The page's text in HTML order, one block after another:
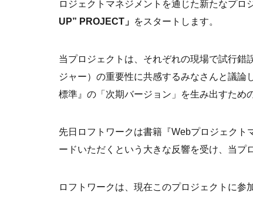
ロジェクトマネジメントを通じた新たなプロ
UP” PROJECT」 をスタートします。
当プロジェクトは、それぞれの現場で試行錯
ジャー）の重要性に共感するみなさんと議
標準』の「次期バージョン」を生み出すため
先日ロフトワークは書籍『Webプロジェクト
ードいただくという大きな反響を受け、当プ
ロフトワークは、現在このプロジェクトに